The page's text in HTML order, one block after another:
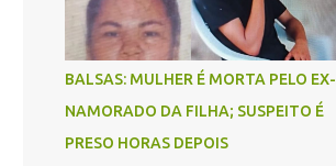
BALSAS: MULHER É MORTA PELO EX-
NAMORADO DA FILHA; SUSPEITO É
PRESO HORAS DEPOIS